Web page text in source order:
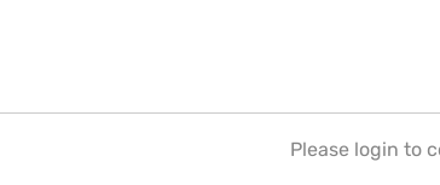
Please login to